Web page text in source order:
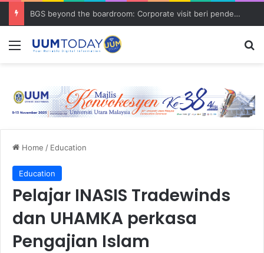
BGS beyond the boardroom: Corporate visit beri pendedahan dunia korporat kepada PELAJAR UUM
Menu
Home / Education
Education
Pelajar INASIS Tradewinds
dan UHAMKA perkasa
Pengajian Islam